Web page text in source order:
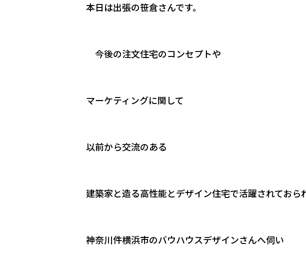
本日は出張の笹倉さんです。
今後の注文住宅のコンセプトや
マーケティングに関して
以前から交流のある
建築家と造る高性能とデザイン住宅で活躍されておら
神奈川件横浜市のバウハウスデザインさんへ伺い